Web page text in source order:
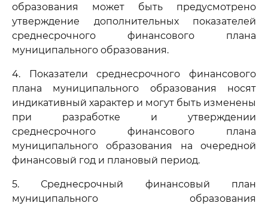
образования может быть предусмотрено
утверждение дополнительных показателей
среднесрочного финансового плана
муниципального образования.
4. Показатели среднесрочного финансового
плана муниципального образования носят
индикативный характер и могут быть изменены
при разработке и утверждении
среднесрочного финансового плана
муниципального образования на очередной
финансовый год и плановый период.
5. Среднесрочный финансовый план
муниципального образования